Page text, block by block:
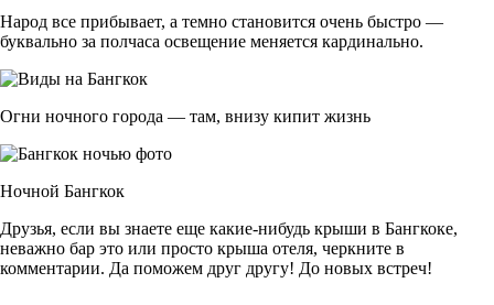
Народ все прибывает, а темно становится очень быстро —
буквально за полчаса освещение меняется кардинально.
Огни ночного города — там, внизу кипит жизнь
Ночной Бангкок
Друзья, если вы знаете еще какие-нибудь крыши в Бангкоке,
неважно бар это или просто крыша отеля, черкните в
комментарии. Да поможем друг другу! До новых встреч!